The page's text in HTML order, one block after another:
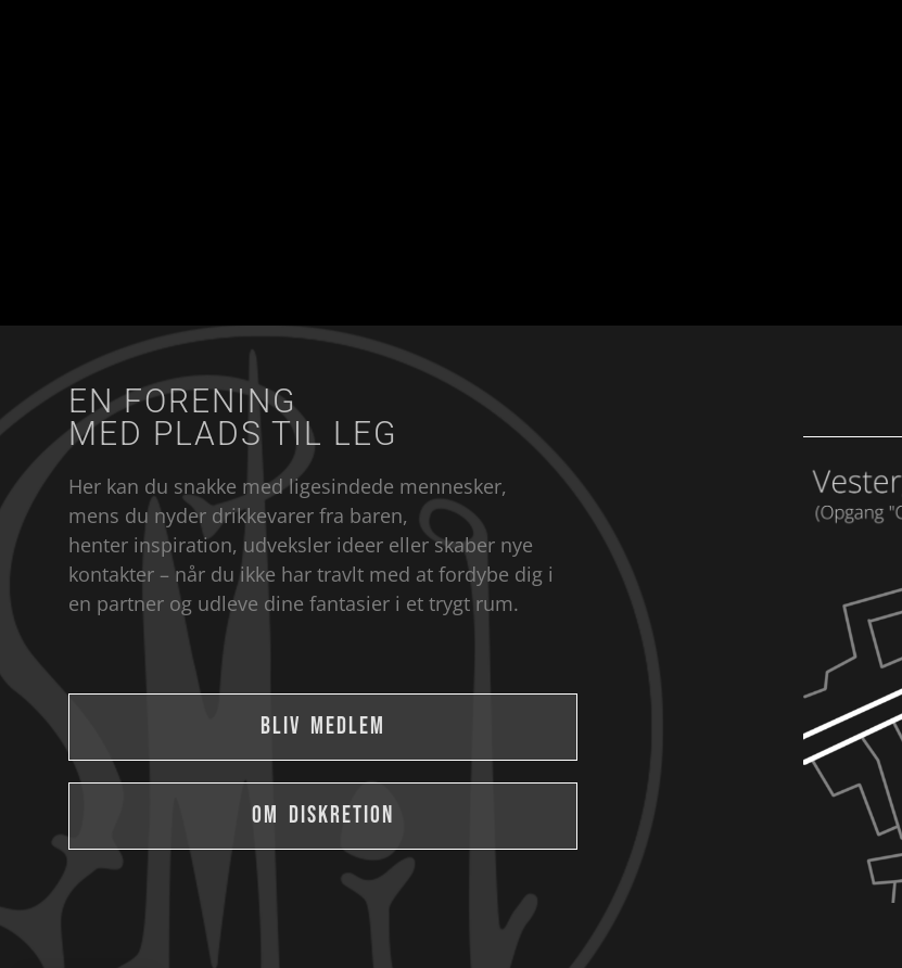
EN FORENING
MED PLADS TIL LEG
Her kan du snakke med ligesindede mennesker,
mens du nyder drikkevarer fra baren,
henter inspiration, udveksler ideer eller skaber nye
kontakter – når du ikke har travlt med at fordybe dig i
en partner og udleve dine fantasier i et trygt rum.
BLIV MEDLEM
OM DISKRETION